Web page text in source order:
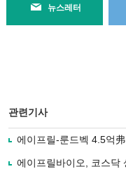
뉴스레터
관련기사
에이프릴-룬드벡 4.5억
에이프릴바이오, 코스닥